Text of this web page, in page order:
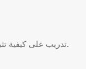
* تدريب على كيفية تثبيت الجهاز ، والتدريب على كيفية استخدام الجهاز.